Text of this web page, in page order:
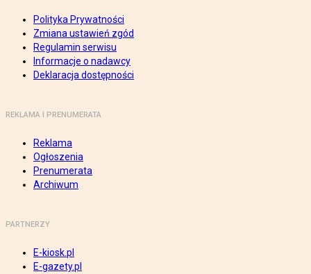
Polityka Prywatności
Zmiana ustawień zgód
Regulamin serwisu
Informacje o nadawcy
Deklaracja dostępności
REKLAMA I PRENUMERATA
Reklama
Ogłoszenia
Prenumerata
Archiwum
PARTNERZY
E-kiosk.pl
E-gazety.pl